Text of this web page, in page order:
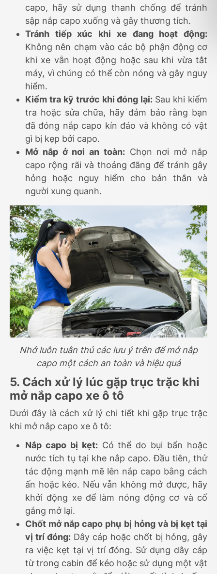
capo, hãy sử dụng thanh chống để tránh
sập nắp capo xuống và gây thương tích.
Tránh tiếp xúc khi xe đang hoạt động:
Không nên chạm vào các bộ phận động cơ
khi xe vẫn hoạt động hoặc sau khi vừa tắt
máy, vì chúng có thể còn nóng và gây nguy
hiểm.
Kiểm tra kỹ trước khi đóng lại: Sau khi kiểm
tra hoặc sửa chữa, hãy đảm bảo rằng bạn
đã đóng nắp capo kín đáo và không có vật
gì bị kẹp bởi capo.
Mở nắp ở nơi an toàn:Chọn nơi mở nắp
capo rộng rãi và thoáng đãng để tránh gây
hỏng hoặc nguy hiểm cho bản thân và
người xung quanh.
Nhớ luôn tuân thủ các lưu ý trên để mở nắp
capo một cách an toàn và hiệu quả
5. Cách xử lý lúc gặp trục trặc khi
mở nắp capo xe ô tô
Dưới đây là cách xử lý chi tiết khi gặp trục trặc
khi mở nắp capo xe ô tô:
Nắp capo bị kẹt:Có thể do bụi bẩn hoặc
nước tích tụ tại khe nắp capo. Đầu tiên, thử
tác động mạnh mẽ lên nắp capo bằng cách
ấn hoặc kéo. Nếu vẫn không mở được, hãy
khởi động xe để làm nóng động cơ và cố
gắng mở lại.
Chốt mở nắp capo phụ bị hỏng và bị kẹt tại
vị trí đóng: Dây cáp hoặc chốt bị hỏng, gây
ra việc kẹt tại vị trí đóng. Sử dụng dây cáp
từ trong cabin để kéo hoặc sử dụng một vật